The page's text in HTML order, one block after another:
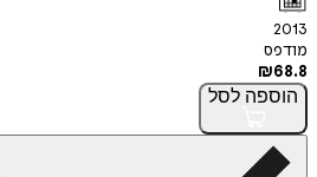
2013
מודפס
₪68.8
הוספה לסל